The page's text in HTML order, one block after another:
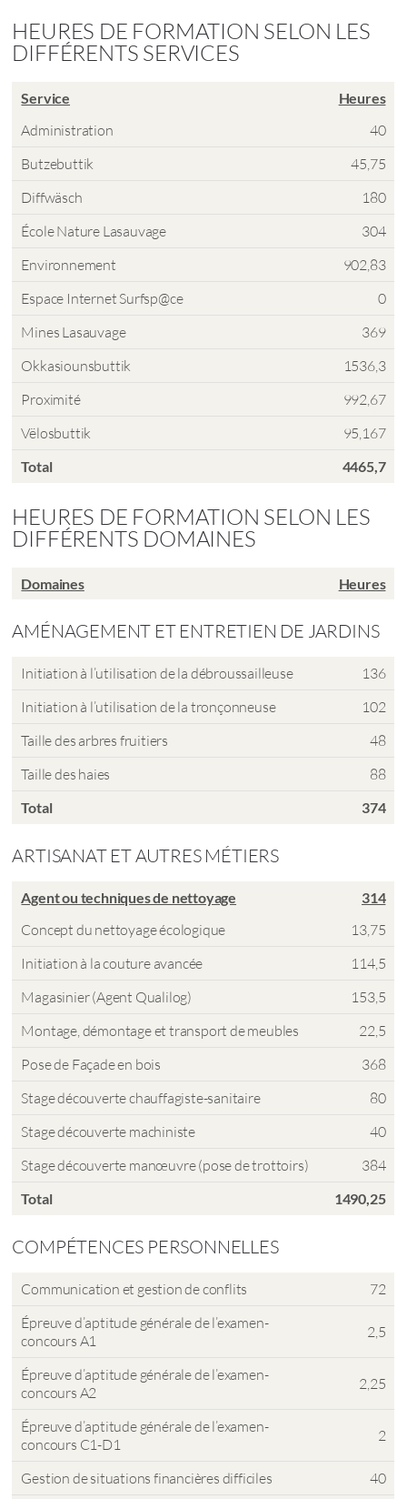
HEURES DE FORMATION SELON LES
DIFFÉRENTS SERVICES
Service Heures
Administration
40
Butzebuttik
45,75
Diffwäsch
180
École Nature Lasauvage
304
Environnement
902,83
Espace Internet Surfsp@ce
0
Mines Lasauvage
369
Okkasiounsbuttik
1536,3
Proximité
992,67
Vëlosbuttik
95,167
Total 4465,7
HEURES DE FORMATION SELON LES
DIFFÉRENTS DOMAINES
Domaines Heures
AMÉNAGEMENT ET ENTRETIEN DE JARDINS
Initiation à l’utilisation de la débroussailleuse
136
Initiation à l’utilisation de la tronçonneuse
102
Taille des arbres fruitiers
48
Taille des haies
88
Total 374
ARTISANAT ET AUTRES MÉTIERS
Agent ou techniques de nettoyage 314
Concept du nettoyage écologique
13,75
Initiation à la couture avancée
114,5
Magasinier (Agent Qualilog)
153,5
Montage, démontage et transport de meubles
22,5
Pose de Façade en bois
368
Stage découverte chauffagiste-sanitaire
80
Stage découverte machiniste
40
Stage découverte manœuvre (pose de trottoirs)
384
Total 1490,25
COMPÉTENCES PERSONNELLES
Communication et gestion de conflits
72
Épreuve d’aptitude générale de l’examen-
concours A1
2,5
Épreuve d’aptitude générale de l’examen-
concours A2
2,25
Épreuve d’aptitude générale de l’examen-
concours C1-D1
2
Gestion de situations financières difficiles 40